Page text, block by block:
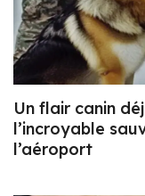
Un flair canin
l’incroyable
l’aéroport